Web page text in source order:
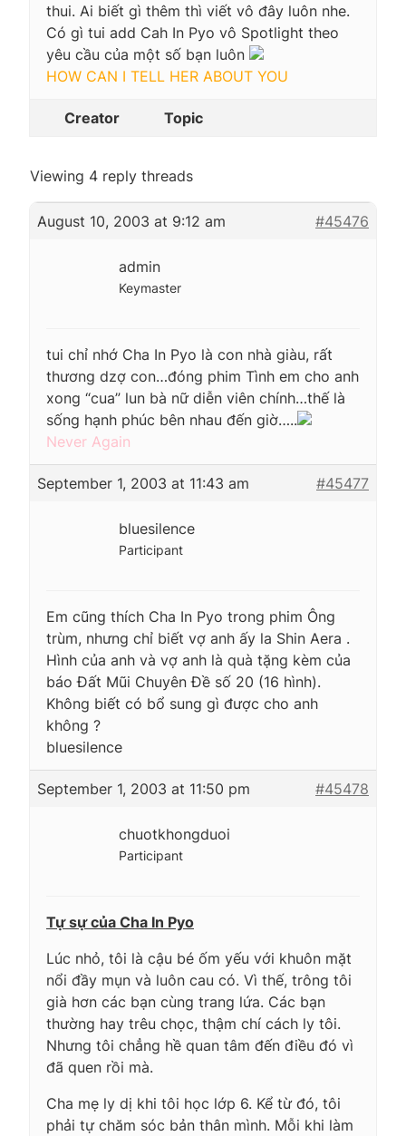
thui. Ai biết gì thêm thì viết vô đây luôn nhe.
Có gì tui add Cah In Pyo vô Spotlight theo
yêu cầu của một số bạn luôn
HOW CAN I TELL HER ABOUT YOU
Creator Topic
Viewing 4 reply threads
August 10, 2003 at 9:12 am #45476
admin
Keymaster
tui chỉ nhớ Cha In Pyo là con nhà giàu, rất
thương dzợ con…đóng phim Tình em cho anh
xong “cua” lun bà nữ diễn viên chính…thế là
sống hạnh phúc bên nhau đến giờ…..
Never Again
September 1, 2003 at 11:43 am #45477
bluesilence
Participant
Em cũng thích Cha In Pyo trong phim Ông
trùm, nhưng chỉ biết vợ anh ấy la Shin Aera .
Hình của anh và vợ anh là quà tặng kèm của
báo Đất Mũi Chuyên Đề số 20 (16 hình).
Không biết có bổ sung gì được cho anh
không ?
bluesilence
September 1, 2003 at 11:50 pm #45478
chuotkhongduoi
Participant
Tự sự của Cha In Pyo
Lúc nhỏ, tôi là cậu bé ốm yếu với khuôn mặt
nổi đầy mụn và luôn cau có. Vì thế, trông tôi
già hơn các bạn cùng trang lứa. Các bạn
thường hay trêu chọc, thậm chí cách ly tôi.
Nhưng tôi chẳng hề quan tâm đến điều đó vì
đã quen rồi mà.
Cha mẹ ly dị khi tôi học lớp 6. Kể từ đó, tôi
phải tự chăm sóc bản thân mình. Mỗi khi làm